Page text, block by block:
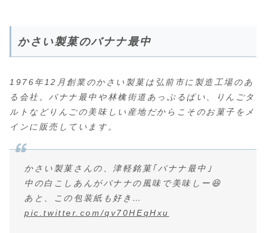
かさい製菓のバナナ最中
1976年12月創業のかさい製菓は弘前市に製造工場のあ
る会社。バナナ最中や林檎街道あっぷるぱい、りんごタ
ルトなどりんごの美味しい産地だからこそのお菓子をメ
インに販売しています。
かさい製菓さんの、津軽銘菓｢バナナ最中｣
中の白こしあんがバナナの風味で美味しー😆
あと、この包装紙も好き…
pic.twitter.com/qv70HEqHxu